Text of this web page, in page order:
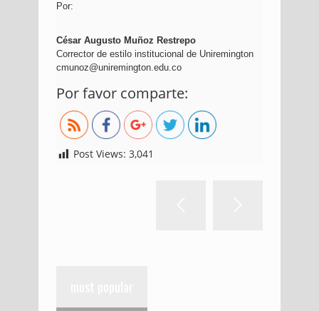
Por:
César Augusto Muñoz Restrepo
Corrector de estilo institucional de Uniremington
cmunoz@uniremington.edu.co
Por favor comparte:para-publicar-especialmente-en-la-
Post Views: 3,041